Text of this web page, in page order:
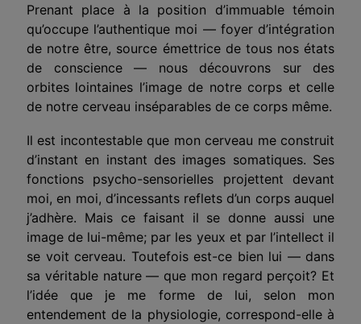
Prenant place à la position d’immuable témoin
qu’occupe l’authentique moi — foyer d’intégration
de notre être, source émettrice de tous nos états
de conscience — nous découvrons sur des
orbites lointaines l’image de notre corps et celle
de notre cerveau inséparables de ce corps même.
Il est incontestable que mon cerveau me construit
d’instant en instant des images somatiques. Ses
fonctions psycho-sensorielles projettent devant
moi, en moi, d’incessants reflets d’un corps auquel
j’adhère. Mais ce faisant il se donne aussi une
image de lui-même; par les yeux et par l’intellect il
se voit cerveau. Toutefois est-ce bien lui — dans
sa véritable nature — que mon regard perçoit? Et
l’idée que je me forme de lui, selon mon
entendement de la physiologie, correspond-elle à